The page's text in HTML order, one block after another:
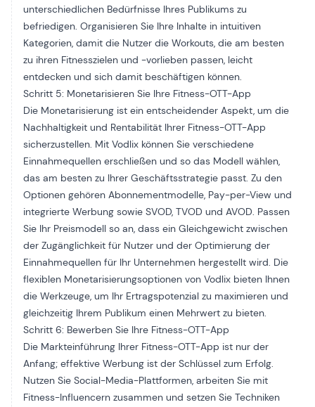
unterschiedlichen Bedürfnisse Ihres Publikums zu
befriedigen. Organisieren Sie Ihre Inhalte in intuitiven
Kategorien, damit die Nutzer die Workouts, die am besten
zu ihren Fitnesszielen und -vorlieben passen, leicht
entdecken und sich damit beschäftigen können.
Schritt 5: Monetarisieren Sie Ihre Fitness-OTT-App
Die Monetarisierung ist ein entscheidender Aspekt, um die
Nachhaltigkeit und Rentabilität Ihrer Fitness-OTT-App
sicherzustellen. Mit Vodlix können Sie verschiedene
Einnahmequellen erschließen und so das Modell wählen,
das am besten zu Ihrer Geschäftsstrategie passt. Zu den
Optionen gehören Abonnementmodelle, Pay-per-View und
integrierte Werbung sowie SVOD, TVOD und AVOD. Passen
Sie Ihr Preismodell so an, dass ein Gleichgewicht zwischen
der Zugänglichkeit für Nutzer und der Optimierung der
Einnahmequellen für Ihr Unternehmen hergestellt wird. Die
flexiblen Monetarisierungsoptionen von Vodlix bieten Ihnen
die Werkzeuge, um Ihr Ertragspotenzial zu maximieren und
gleichzeitig Ihrem Publikum einen Mehrwert zu bieten.
Schritt 6: Bewerben Sie Ihre Fitness-OTT-App
Die Markteinführung Ihrer Fitness-OTT-App ist nur der
Anfang; effektive Werbung ist der Schlüssel zum Erfolg.
Nutzen Sie Social-Media-Plattformen, arbeiten Sie mit
Fitness-Influencern zusammen und setzen Sie Techniken